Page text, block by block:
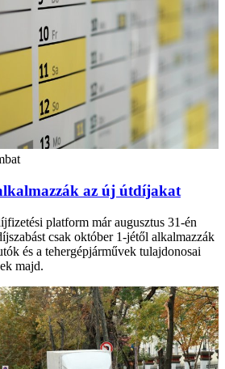
az új útdíjakat
platform már augusztus 31-én
csak október 1-jétől alkalmazzák
és a tehergépjárművek tulajdonosai
majd.